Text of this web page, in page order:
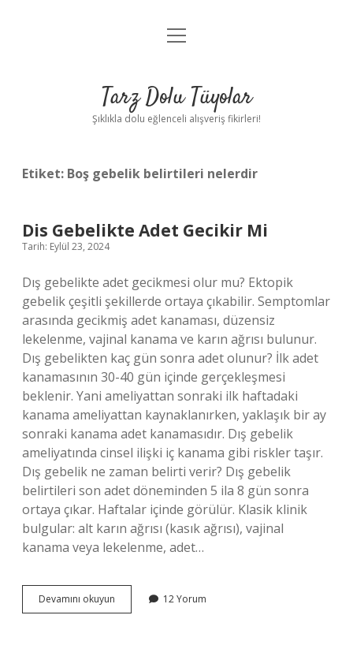
Anasayfa
Yasal Uyarı
menüyü
Tarz Dolu Tüyolar
Şıklıkla dolu eğlenceli alışveriş fikirleri!
Etiket: Boş gebelik belirtileri nelerdir
Dis Gebelikte Adet Gecikir Mi
Tarih: Eylül 23, 2024
Dış gebelikte adet gecikmesi olur mu? Ektopik
gebelik çeşitli şekillerde ortaya çıkabilir. Semptomlar
arasında gecikmiş adet kanaması, düzensiz
lekelenme, vajinal kanama ve karın ağrısı bulunur.
Dış gebelikten kaç gün sonra adet olunur? İlk adet
kanamasının 30-40 gün içinde gerçekleşmesi
beklenir. Yani ameliyattan sonraki ilk haftadaki
kanama ameliyattan kaynaklanırken, yaklaşık bir ay
sonraki kanama adet kanamasıdır. Dış gebelik
ameliyatında cinsel ilişki iç kanama gibi riskler taşır.
Dış gebelik ne zaman belirti verir? Dış gebelik
belirtileri son adet döneminden 5 ila 8 gün sonra
ortaya çıkar. Haftalar içinde görülür. Klasik klinik
bulgular: alt karın ağrısı (kasık ağrısı), vajinal
kanama veya lekelenme, adet…
Devamını okuyun
Gebelikte
12 Yorum